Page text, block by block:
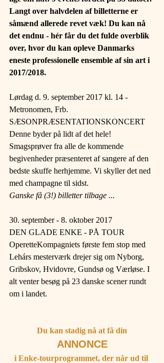
Langt over halvdelen af billetterne er
såmænd allerede revet væk! Du kan nå
det endnu - hér får du det fulde overblik
over, hvor du kan opleve Danmarks
eneste professionelle ensemble af sin art i
2017/2018.
Lørdag d. 9. september 2017 kl. 14 -
Metronomen, Frb.
SÆSONPRÆSENTATIONSKONCERT
Denne byder på lidt af det hele!
Smagsprøver fra alle de kommende
begivenheder præsenteret af sangere af den
bedste skuffe herhjemme. Vi skyller det ned
med champagne til sidst.
Ganske få (3!) billetter tilbage ...
30. september - 8. oktober 2017
DEN GLADE ENKE - PÅ TOUR
OperetteKompagniets første fem stop med
Lehárs mesterværk drejer sig om Nyborg,
Gribskov, Hvidovre, Gundsø og Værløse. I
alt venter besøg på 23 danske scener rundt
om i landet.
Du kan stadig nå at få din
ANNONCE
i Enke-tourprogrammet, der når ud til